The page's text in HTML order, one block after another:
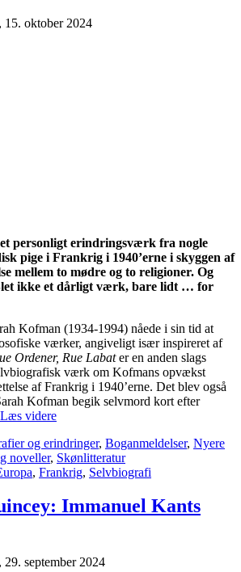
, 15. oktober 2024
personligt erindringsværk fra nogle
pige i Frankrig i 1940’erne i skyggen af
mellem to mødre og to religioner. Og
ikke et dårligt værk, bare lidt … for
Kofman (1934-1994) nåede i sin tid at
værker, angiveligt især inspireret af
Ordener, Rue Labater en anden slags
værk om Kofmans opvækst
af Frankrig i 1940’erne. Det blev også
Kofman begik selvmord kort efter
videre
og erindringer, Boganmeldelser, Nyere
noveller, Skønlitteratur
, Frankrig, Selvbiografi
Immanuel Kants
, 29. september 2024